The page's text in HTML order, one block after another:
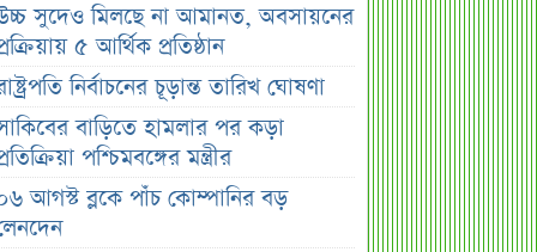
সুদেও মিলছে না আমানত, অবসায়নের
৫ আর্থিক প্রতিষ্ঠান
নির্বাচনের চূড়ান্ত তারিখ ঘোষণা
বাড়িতে হামলার পর কড়া
পশ্চিমবঙ্গের মন্ত্রীর
আগস্ট ব্লকে পাঁচ কোম্পানির বড়